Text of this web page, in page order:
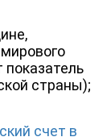
показатель
страны);
счет в